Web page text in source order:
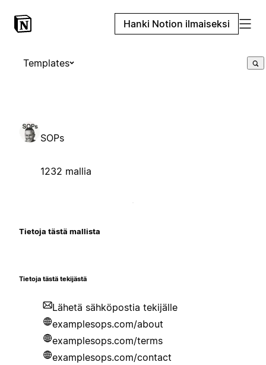
Hanki Notion ilmaiseksi
Templates
SOPs
1232 mallia
Tietoja tästä mallista
Tietoja tästä tekijästä
Lähetä sähköpostia tekijälle
examplesops.com/about
examplesops.com/terms
examplesops.com/contact